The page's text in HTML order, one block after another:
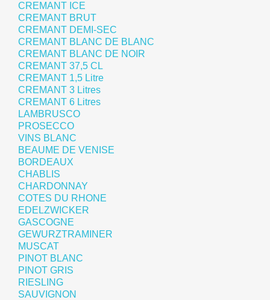
CREMANT ICE
CREMANT BRUT
CREMANT DEMI-SEC
CREMANT BLANC DE BLANC
CREMANT BLANC DE NOIR
CREMANT 37,5 CL
CREMANT 1,5 Litre
CREMANT 3 Litres
CREMANT 6 Litres
LAMBRUSCO
PROSECCO
VINS BLANC
BEAUME DE VENISE
BORDEAUX
CHABLIS
CHARDONNAY
COTES DU RHONE
EDELZWICKER
GASCOGNE
GEWURZTRAMINER
MUSCAT
PINOT BLANC
PINOT GRIS
RIESLING
SAUVIGNON